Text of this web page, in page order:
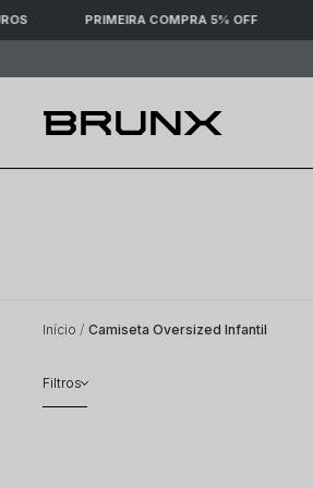
PRIMEIRA COMPRA 5% OFF
Início Camiseta Oversized Infantil
Filtros